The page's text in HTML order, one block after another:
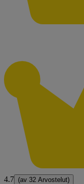
4.7 (av 32 Arvostelut)